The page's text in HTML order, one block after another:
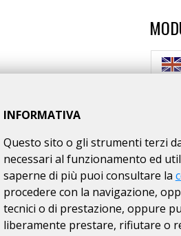
Si
INFORMATIVA
Questo sito o gli strumenti terzi
necessari al funzionamento ed
saperne di più puoi consultare la
procedere con la navigazione,
tecnici o di prestazione, oppure
liberamente prestare, rifiutare o